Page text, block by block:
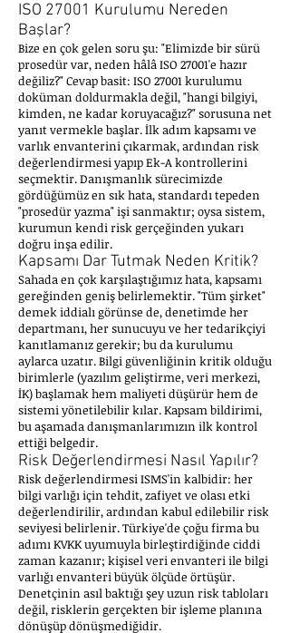
ISO 27001 Kurulumu Nereden
Başlar?
Bize en çok gelen soru şu: "Elimizde bir sürü
prosedür var, neden hâlâ ISO 27001'e hazır
değiliz?" Cevap basit: ISO 27001 kurulumu
doküman doldurmakla değil, "hangi bilgiyi,
kimden, ne kadar koruyacağız?" sorusuna net
yanıt vermekle başlar. İlk adım kapsamı ve
varlık envanterini çıkarmak, ardından risk
değerlendirmesi yapıp Ek-A kontrollerini
seçmektir. Danışmanlık sürecimizde
gördüğümüz en sık hata, standardı tepeden
"prosedür yazma" işi sanmaktır; oysa sistem,
kurumun kendi risk gerçeğinden yukarı
doğru inşa edilir.
Kapsamı Dar Tutmak Neden Kritik?
Sahada en çok karşılaştığımız hata, kapsamı
gereğinden geniş belirlemektir. "Tüm şirket"
demek iddialı görünse de, denetimde her
departmanı, her sunucuyu ve her tedarikçiyi
kanıtlamanız gerekir; bu da kurulumu
aylarca uzatır. Bilgi güvenliğinin kritik olduğu
birimlerle (yazılım geliştirme, veri merkezi,
İK) başlamak hem maliyeti düşürür hem de
sistemi yönetilebilir kılar. Kapsam bildirimi,
bu aşamada danışmanlarımızın ilk kontrol
ettiği belgedir.
Risk Değerlendirmesi Nasıl Yapılır?
Risk değerlendirmesi ISMS'in kalbidir: her
bilgi varlığı için tehdit, zafiyet ve olası etki
değerlendirilir, ardından kabul edilebilir risk
seviyesi belirlenir. Türkiye'de çoğu firma bu
adımı KVKK uyumuyla birleştirdiğinde ciddi
zaman kazanır; kişisel veri envanteri ile bilgi
varlığı envanteri büyük ölçüde örtüşür.
Denetçinin asıl baktığı şey uzun risk tabloları
değil, risklerin gerçekten bir işleme planına
dönüşüp dönüşmediğidir.